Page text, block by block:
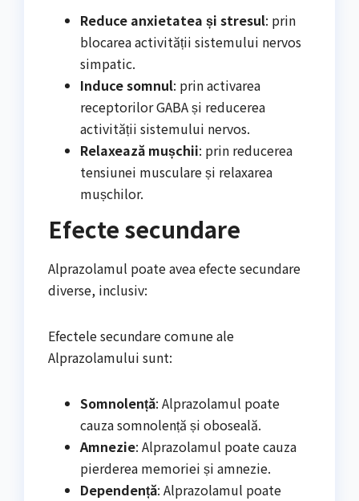
Reduce anxietatea și stresul: prin
blocarea activității sistemului nervos
simpatic.
Induce somnul: prin activarea
receptorilor GABA și reducerea
activității sistemului nervos.
Relaxează mușchii: prin reducerea
tensiunei musculare și relaxarea
mușchilor.
Efecte secundare
Alprazolamul poate avea efecte secundare
diverse, inclusiv:
Efectele secundare comune ale
Alprazolamului sunt:
Somnolență: Alprazolamul poate
cauza somnolență și oboseală.
Amnezie: Alprazolamul poate cauza
pierderea memoriei și amnezie.
Dependență: Alprazolamul poate